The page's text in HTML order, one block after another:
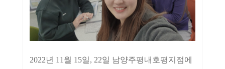
2022년 11월 15일, 22일 남양주평내호평지점에